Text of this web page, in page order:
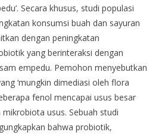
Secara khusus, studi populasi
konsumsi buah dan sayuran
dengan peningkatan
yang berinteraksi dengan
empedu. Pemohon menyebutkan
‘mungkin dimediasi oleh flora
fenol mencapai usus besar
usus. Sebuah studi
bahwa probiotik,